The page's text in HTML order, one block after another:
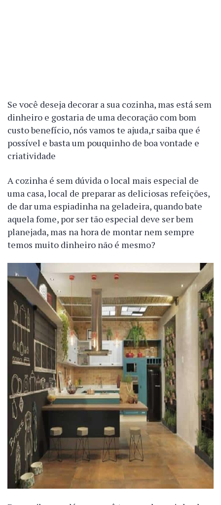
Se você deseja decorar a sua cozinha, mas está sem
dinheiro e gostaria de uma decoração com bom
custo benefício, nós vamos te ajuda,r saiba que é
possível e basta um pouquinho de boa vontade e
criatividade
A cozinha é sem dúvida o local mais especial de
uma casa, local de preparar as deliciosas refeições,
de dar uma espiadinha na geladeira, quando bate
aquela fome, por ser tão especial deve ser bem
planejada, mas na hora de montar nem sempre
temos muito dinheiro não é mesmo?